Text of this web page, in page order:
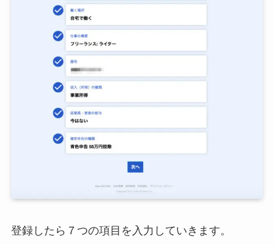
登録したら７つの項目を入力していきます。